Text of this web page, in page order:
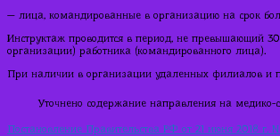
— лица, командированные в организацию на срок
Инструктаж проводится в период, не превышающий
организации) работника (командированного лица).
При наличии в организации удаленных филиалов и
Уточнено содержание направления на
Постановление Правительства РФ от 21 июня 2018 г.